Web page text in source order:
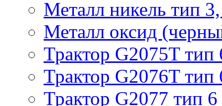
Металл никель тип
Металл оксид
Трактор G2075T тип
Трактор G2076T тип
Трактор G2077 тип 6